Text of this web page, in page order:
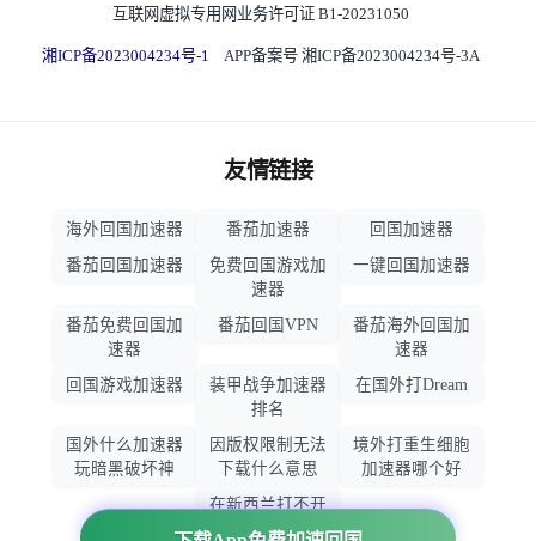
互联网虚拟专用网业务许可证 B1-20231050
湘ICP备2023004234号-1 APP备案号 湘ICP备2023004234号-3A
友情链接
海外回国加速器 番茄加速器
回国加速器
番茄回国加速器
免费回国游戏加
速器
一键回国加速器
番茄免费回国加
速器
番茄回国VPN
番茄海外回国加
速器
回国游戏加速器
装甲战争加速器
排名
在国外打Dream
国外什么加速器
玩暗黑破坏神
因版权限制无法
下载什么意思
境外打重生细胞
加速器哪个好
在新西兰打不开
大智慧怎么办